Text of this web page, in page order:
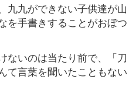
九九ができない子供達が山
を手書きすることがおぼつ
ないのは当たり前で、「刀
て言葉を聞いたこともない